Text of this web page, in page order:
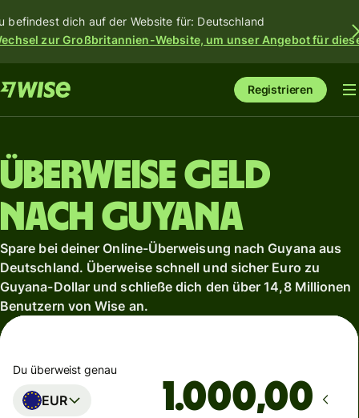
befindest dich auf der Website für: Deutschland
zur Großbritannien-Website, um unser Angebot für
Registrieren
Überweise Geld
nach Guyana
Spare bei deiner Online-Überweisung nach Guyana aus
Deutschland. Überweise schnell und sicher Euro zu
Guyana-Dollar und schließe dich den über 14,8 Millionen
Benutzern von Wise an.
Du überweist genau
EUR ,00